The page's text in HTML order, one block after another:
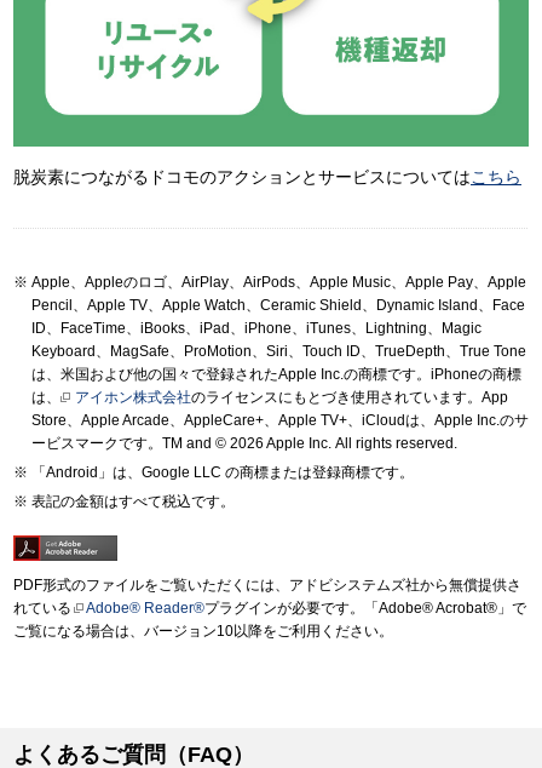
脱炭素につながるドコモのアクションとサービスについてはこちら
Apple、Appleのロゴ、AirPlay、AirPods、Apple Music、Apple Pay、Apple
Pencil、Apple TV、Apple Watch、Ceramic Shield、Dynamic Island、Face
ID、FaceTime、iBooks、iPad、iPhone、iTunes、Lightning、Magic
Keyboard、MagSafe、ProMotion、Siri、Touch ID、TrueDepth、True Tone
は、米国および他の国々で登録されたApple Inc.の商標です。iPhoneの商標
は、
アイホン株式会社のライセンスにもとづき使用されています。App
Store、Apple Arcade、AppleCare+、Apple TV+、iCloudは、Apple Inc.のサ
ービスマークです。TM and © 2026 Apple Inc. All rights reserved.
「Android」は、Google LLC の商標または登録商標です。
表記の金額はすべて税込です。
PDF形式のファイルをご覧いただくには、アドビシステムズ社から無償提供さ
れている
Adobe® Reader®プラグインが必要です。「Adobe® Acrobat®」で
ご覧になる場合は、バージョン10以降をご利用ください。
よくあるご質問（FAQ）